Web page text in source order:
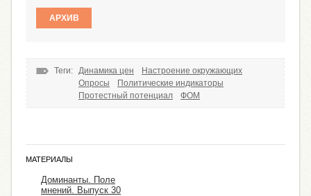
АРХИВ
Теги: Динамика цен
Настроение окружающих
Опросы
Политические индикаторы
Протестный потенциал
ФОМ
МАТЕРИАЛЫ
Доминанты. Поле
мнений. Выпуск 30